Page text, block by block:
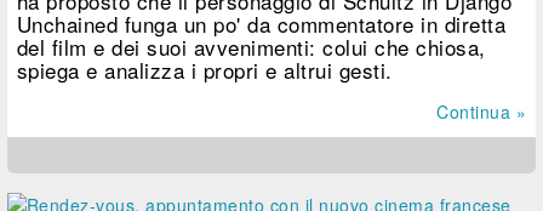
Unchained funga un po' da commentatore in diretta
del film e dei suoi avvenimenti: colui che chiosa,
spiega e analizza i propri e altrui gesti.
Continua »